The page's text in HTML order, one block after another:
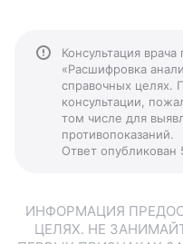
Консультация
«Расшифровка
справочных целях.
консультации,
том числе для
противопоказаний.
Ответ
ИНФОРМАЦИЯ
ЦЕЛЯХ. НЕ